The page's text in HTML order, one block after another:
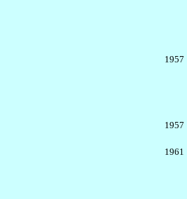
1957
1957
1961